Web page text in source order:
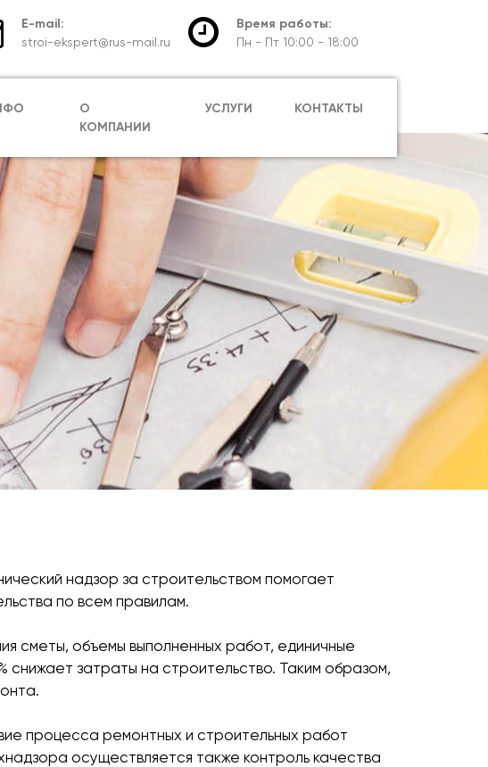
E-mail:
stroi-ekspert@rus-mail.ru
Время работы:
Пн - Пт 10:00 - 18:00
О
КОМПАНИИ
УСЛУГИ КОНТАКТЫ
надзор за строительством помогает
по всем правилам.
сметы, объемы выполненных работ, единичные
затраты на строительство. Таким образом,
процесса ремонтных и строительных работ
осуществляется также контроль качества